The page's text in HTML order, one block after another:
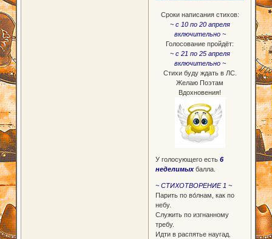
Сроки написания стихов:
~ с 10 по 20 апреля
включительно ~
Голосование пройдёт:
~ с 21 по 25 апреля
включительно ~
Стихи буду ждать в ЛС.
Желаю Поэтам
Вдохновения!
У голосующего есть 6
неделимыхбалла.
~ СТИХОТВОРЕНИЕ 1 ~
Парить по во́лнам, как по
небу.
Служить по изгнанному
требу.
Идти в распятье наугад.